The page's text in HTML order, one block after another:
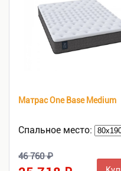
Матрас One Base Medium
Спальное место:
46 760 ₽